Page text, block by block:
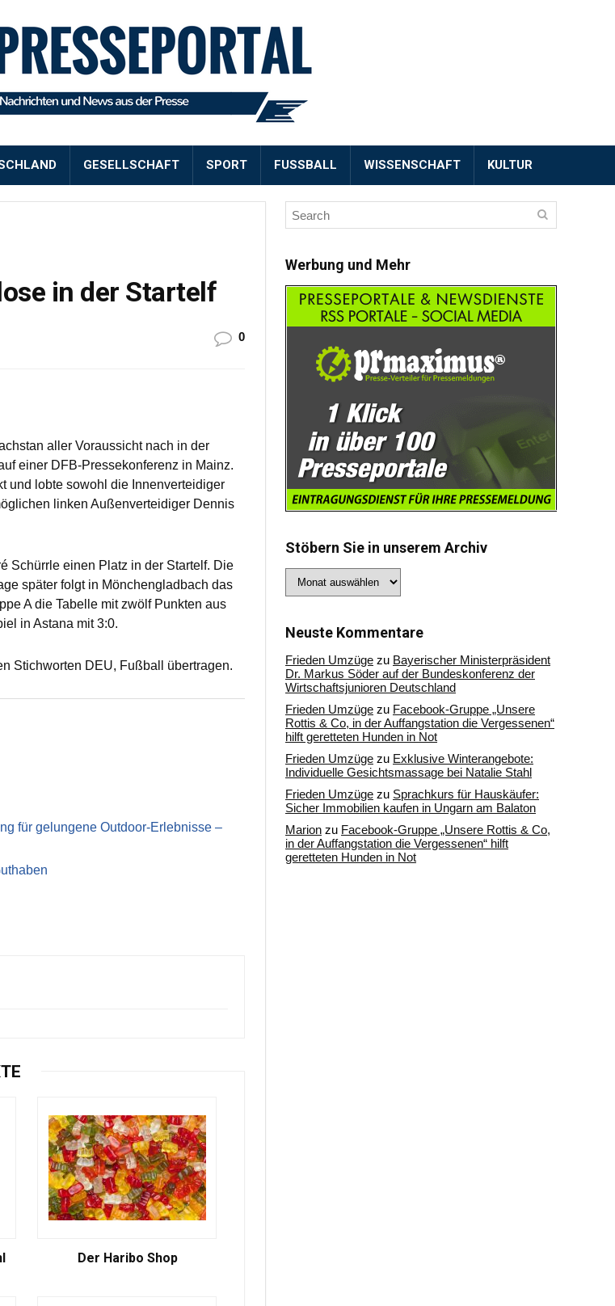
GESELLSCHAFT SPORT FUSSBALL WISSENSCHAFT KULTUR
in der Startelf
0
aller Voraussicht nach in der
einer DFB-Pressekonferenz in Mainz.
und lobte sowohl die Innenverteidiger
linken Außenverteidiger Dennis
Schürrle einen Platz in der Startelf. Die
später folgt in Mönchengladbach das
A die Tabelle mit zwölf Punkten aus
in Astana mit 3:0.
Stichworten DEU, Fußball übertragen.
für gelungene Outdoor-Erlebnisse –
Der Haribo Shop
Werbung und Mehr
Stöbern Sie in unserem Archiv
Sie
Archiv
Neuste Kommentare
Frieden Umzüge zu Bayerischer Ministerpräsident
Dr. Markus Söder auf der Bundeskonferenz der
Wirtschaftsjunioren Deutschland
Frieden Umzüge zu Facebook-Gruppe „Unsere
Rottis & Co, in der Auffangstation die Vergessenen“
hilft geretteten Hunden in Not
Frieden Umzüge zu Exklusive Winterangebote:
Individuelle Gesichtsmassage bei Natalie Stahl
Frieden Umzüge zu Sprachkurs für Hauskäufer:
Sicher Immobilien kaufen in Ungarn am Balaton
Marion zu Facebook-Gruppe „Unsere Rottis & Co,
in der Auffangstation die Vergessenen“ hilft
geretteten Hunden in Not